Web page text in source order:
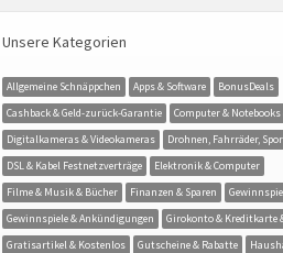
Unsere Kategorien
Allgemeine Schnäppchen Apps & Software
BonusDeals
Cashback & Geld-zurück-Garantie
Computer & Notebooks
Digitalkameras & Videokameras
Drohnen, Fahrräder,
DSL & Kabel Festnetzverträge
Elektronik & Computer
Filme & Musik & Bücher
Finanzen & Sparen
Gewinnspiele & Ankündigungen
Girokonto & Kreditkarte
Gratisartikel & Kostenlos
Gutscheine & Rabatte